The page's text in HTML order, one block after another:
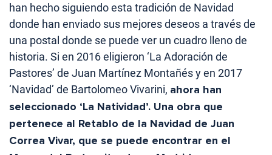
han hecho siguiendo esta tradición de Navidad
donde han enviado sus mejores deseos a través de
una postal donde se puede ver un cuadro lleno de
historia. Si en 2016 eligieron ‘La Adoración de
Pastores’ de Juan Martínez Montañés y en 2017
‘Navidad’ de Bartolomeo Vivarini, ahora han
seleccionado ‘La Natividad’. Una obra que
pertenece al Retablo de la Navidad de Juan
Correa Vivar, que se puede encontrar en el